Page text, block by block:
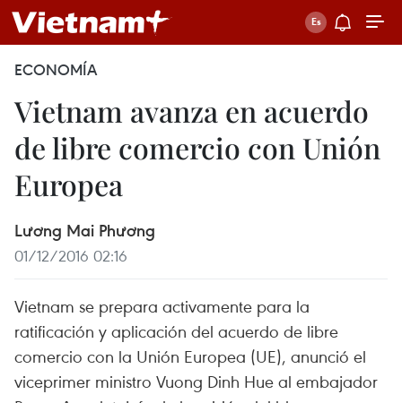
ECONOMÍA
Vietnam avanza en acuerdo
de libre comercio con Unión
Europea
Lương Mai Phương
01/12/2016 02:16
Vietnam se prepara activamente para la
ratificación y aplicación del acuerdo de libre
comercio con la Unión Europea (UE), anunció el
viceprimer ministro Vuong Dinh Hue al embajador